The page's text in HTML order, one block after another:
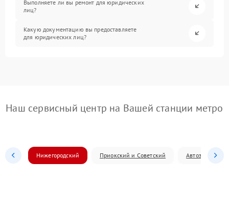
Выполняете ли вы ремонт для юридических
лиц?
Какую документацию вы предоставляете
для юридических лиц?
Наш сервисный центр на Вашей станции метро
Нижегородский Приокский и Советский Автозаводский